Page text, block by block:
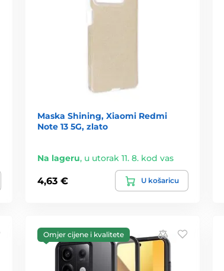
Maska Shining, Xiaomi Redmi
Note 13 5G, zlato
Na lageru, u utorak 11. 8. kod vas
4,63 € U košaricu
Omjer cijene i kvalitete